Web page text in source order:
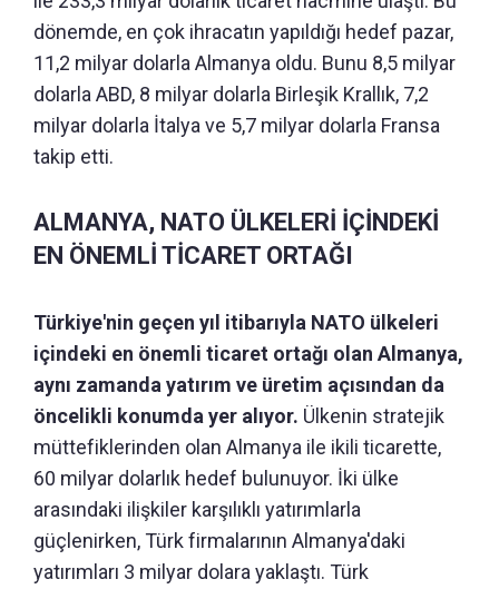
dönemde, en çok ihracatın yapıldığı hedef pazar,
11,2 milyar dolarla Almanya oldu. Bunu 8,5 milyar
dolarla ABD, 8 milyar dolarla Birleşik Krallık, 7,2
milyar dolarla İtalya ve 5,7 milyar dolarla Fransa
takip etti.
ALMANYA, NATO ÜLKELERİ İÇİNDEKİ
EN ÖNEMLİ TİCARET ORTAĞI
Türkiye'nin geçen yıl itibarıyla NATO ülkeleri
içindeki en önemli ticaret ortağı olan Almanya,
aynı zamanda yatırım ve üretim açısından da
öncelikli konumda yer alıyor. Ülkenin stratejik
müttefiklerinden olan Almanya ile ikili ticarette,
60 milyar dolarlık hedef bulunuyor. İki ülke
arasındaki ilişkiler karşılıklı yatırımlarla
güçlenirken, Türk firmalarının Almanya'daki
yatırımları 3 milyar dolara yaklaştı. Türk